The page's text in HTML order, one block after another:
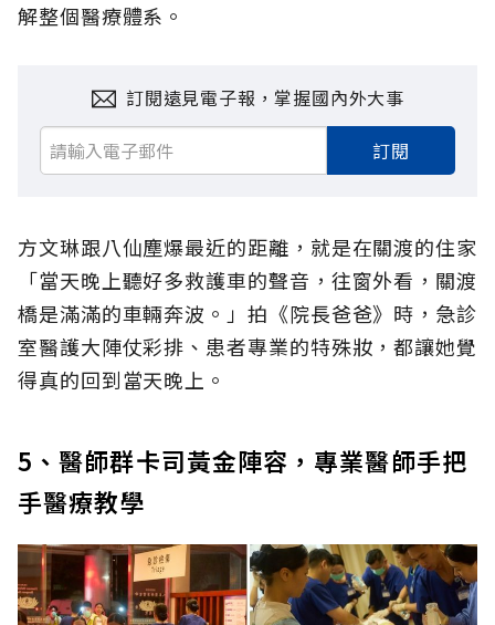
解整個醫療體系。
訂閱遠見電子報，掌握國內外大事
訂閱
方文琳跟八仙塵爆最近的距離，就是在關渡的住家
「當天晚上聽好多救護車的聲音，往窗外看，關渡
橋是滿滿的車輛奔波。」拍《院長爸爸》時，急診
室醫護大陣仗彩排、患者專業的特殊妝，都讓她覺
得真的回到當天晚上。
5、醫師群卡司黃金陣容，專業醫師手把
手醫療教學